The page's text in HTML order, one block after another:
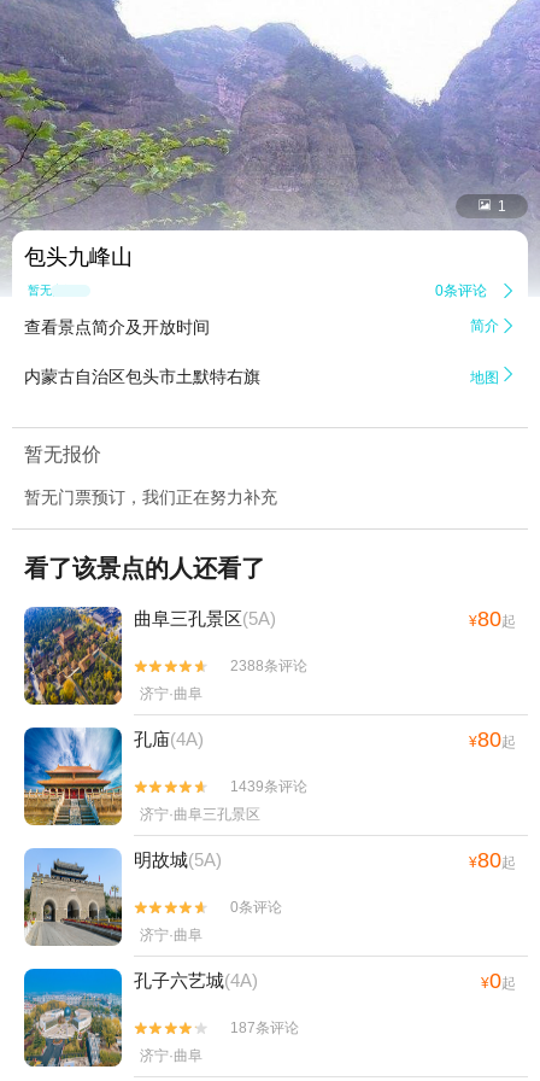
 1
包头九峰山
暂无点评 0条评论 
查看景点简介及开放时间 简介 
内蒙古自治区包头市土默特右旗 地图 
暂无报价
暂无门票预订，我们正在努力补充
看了该景点的人还看了
曲阜三孔景区(5A) ¥80起


2388条评论
济宁·曲阜
孔庙(4A) ¥80起


1439条评论
济宁·曲阜三孔景区
明故城(5A) ¥80起


0条评论
济宁·曲阜
孔子六艺城(4A) ¥0起


187条评论
济宁·曲阜
